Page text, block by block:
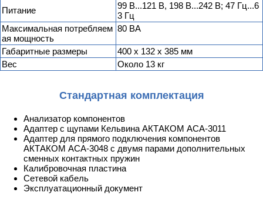
Питание
99 В...121 В, 198 В...242 В; 47 Гц...6
3 Гц
Максимальная потребляем
ая мощность
80 ВА
Габаритные размеры
400 х 132 х 385 мм
Вес
Около 13 кг
Стандартная комплектация
Анализатор компонентов
Адаптер с щупами Кельвина АКТАКОМ АСА-3011
Адаптер для прямого подключения компонентов
АКТАКОМ АСА-3048 с двумя парами дополнительных
сменных контактных пружин
Калибровочная пластина
Сетевой кабель
Эксплуатационный документ